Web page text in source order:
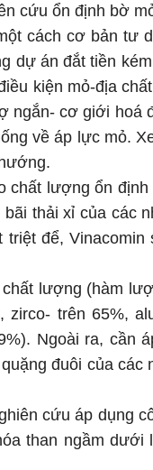
cứu ổn định bờ
cách cơ bản tư
dự án đắt tiền
kiện mỏ-địa
ngắn- cơ giới hoá
về áp lực mỏ.
chất lượng ổn
thải xỉ của các
triệt để,
lượng (hàm
zirco- trên 65%,
Ngoài ra, cần
đuôi của các
cứu áp dụng
than ngầm dưới